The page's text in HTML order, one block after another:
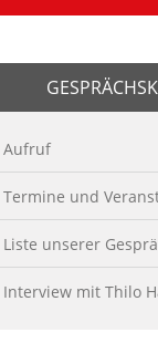
Aufruf
Termine und
Liste unserer
Interview mit Thilo